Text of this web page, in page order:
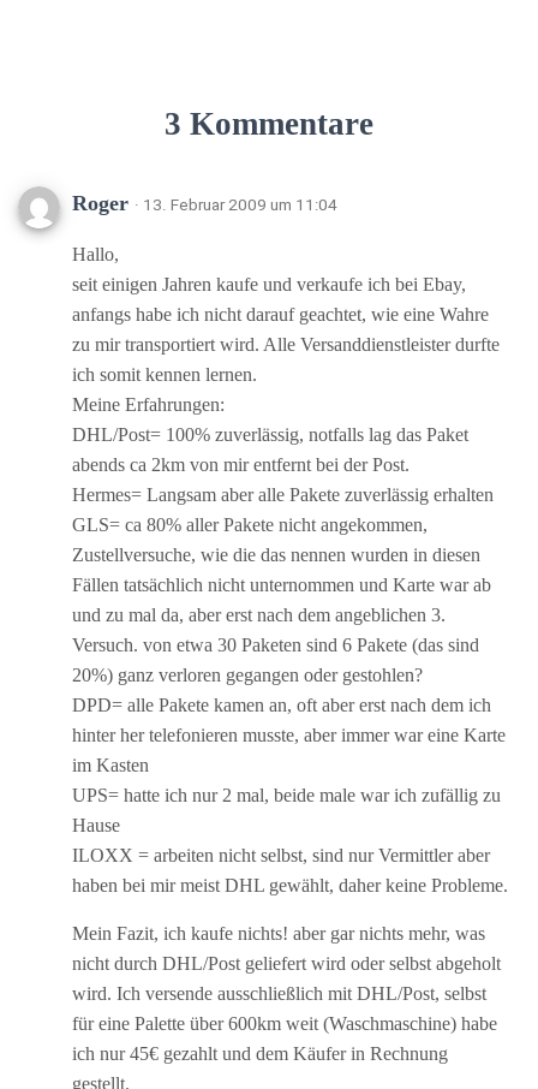
3 Kommentare
Roger · 13. Februar 2009 um 11:04
Hallo,
seit einigen Jahren kaufe und verkaufe ich bei Ebay,
anfangs habe ich nicht darauf geachtet, wie eine Wahre
zu mir transportiert wird. Alle Versanddienstleister durfte
ich somit kennen lernen.
Meine Erfahrungen:
DHL/Post= 100% zuverlässig, notfalls lag das Paket
abends ca 2km von mir entfernt bei der Post.
Hermes= Langsam aber alle Pakete zuverlässig erhalten
GLS= ca 80% aller Pakete nicht angekommen,
Zustellversuche, wie die das nennen wurden in diesen
Fällen tatsächlich nicht unternommen und Karte war ab
und zu mal da, aber erst nach dem angeblichen 3.
Versuch. von etwa 30 Paketen sind 6 Pakete (das sind
20%) ganz verloren gegangen oder gestohlen?
DPD= alle Pakete kamen an, oft aber erst nach dem ich
hinter her telefonieren musste, aber immer war eine Karte
im Kasten
UPS= hatte ich nur 2 mal, beide male war ich zufällig zu
Hause
ILOXX = arbeiten nicht selbst, sind nur Vermittler aber
haben bei mir meist DHL gewählt, daher keine Probleme.
Mein Fazit, ich kaufe nichts! aber gar nichts mehr, was
nicht durch DHL/Post geliefert wird oder selbst abgeholt
wird. Ich versende ausschließlich mit DHL/Post, selbst
für eine Palette über 600km weit (Waschmaschine) habe
ich nur 45€ gezahlt und dem Käufer in Rechnung
gestellt.